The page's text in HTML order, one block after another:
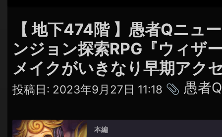
ビ
ゲ
ー
シ
ョ
【 地下474階 】愚者Qニュ
ンジョン探索RPG『ウィザ
メイクがいきなり早期アク
投稿日: 2023年9月27日 11:18
タ
愚者
本編